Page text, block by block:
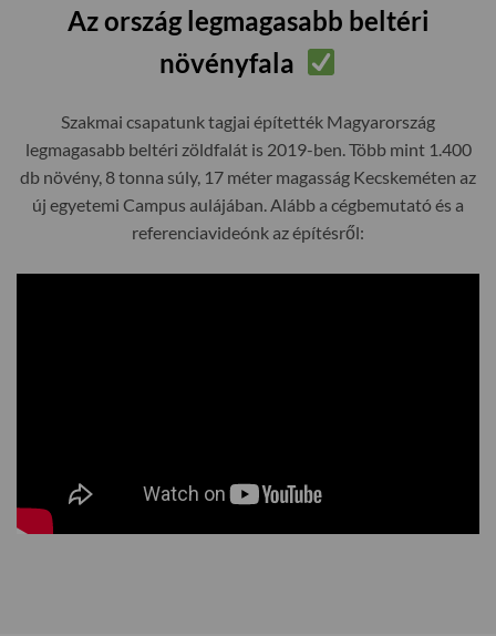
Az ország legmagasabb beltéri
növényfala
Szakmai csapatunk tagjai építették Magyarország
legmagasabb beltéri zöldfalát is 2019-ben. Több mint 1.400
db növény, 8 tonna súly, 17 méter magasság Kecskeméten az
új egyetemi Campus aulájában. Alább a cégbemutató és a
referenciavideónk az építésről: